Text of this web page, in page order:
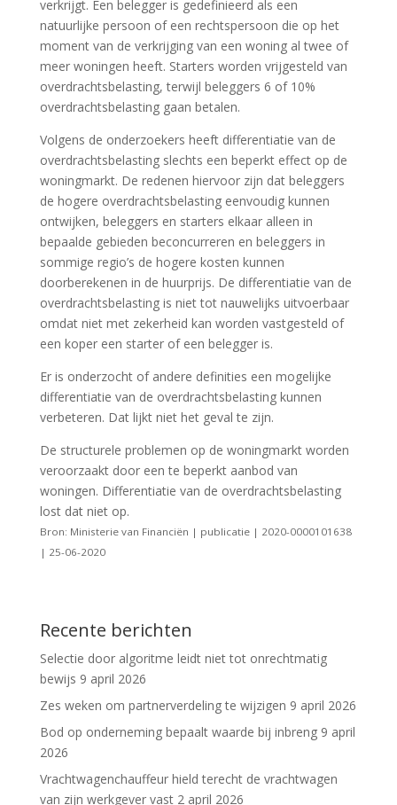
verkrijgt. Een belegger is gedefinieerd als een
natuurlijke persoon of een rechtspersoon die op het
moment van de verkrijging van een woning al twee of
meer woningen heeft. Starters worden vrijgesteld van
overdrachtsbelasting, terwijl beleggers 6 of 10%
overdrachtsbelasting gaan betalen.
Volgens de onderzoekers heeft differentiatie van de
overdrachtsbelasting slechts een beperkt effect op de
woningmarkt. De redenen hiervoor zijn dat beleggers
de hogere overdrachtsbelasting eenvoudig kunnen
ontwijken, beleggers en starters elkaar alleen in
bepaalde gebieden beconcurreren en beleggers in
sommige regio’s de hogere kosten kunnen
doorberekenen in de huurprijs. De differentiatie van de
overdrachtsbelasting is niet tot nauwelijks uitvoerbaar
omdat niet met zekerheid kan worden vastgesteld of
een koper een starter of een belegger is.
Er is onderzocht of andere definities een mogelijke
differentiatie van de overdrachtsbelasting kunnen
verbeteren. Dat lijkt niet het geval te zijn.
De structurele problemen op de woningmarkt worden
veroorzaakt door een te beperkt aanbod van
woningen. Differentiatie van de overdrachtsbelasting
lost dat niet op.
Bron: Ministerie van Financiën | publicatie | 2020-0000101638
| 25-06-2020
Recente berichten
Selectie door algoritme leidt niet tot onrechtmatig
bewijs 9 april 2026
Zes weken om partnerverdeling te wijzigen 9 april 2026
Bod op onderneming bepaalt waarde bij inbreng 9 april
2026
Vrachtwagenchauffeur hield terecht de vrachtwagen
van zijn werkgever vast 2 april 2026